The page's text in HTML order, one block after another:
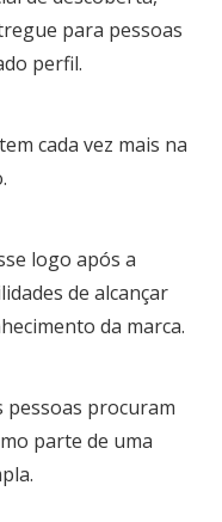
para pessoas
perfil.
cada vez mais na
logo após a
de alcançar
da marca.
pessoas procuram
parte de uma